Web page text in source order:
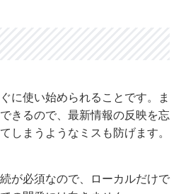
に使い始められることです。ま
きるので、最新情報の反映を忘
しまうようなミスも防げます。
が必須なので、ローカルだけで